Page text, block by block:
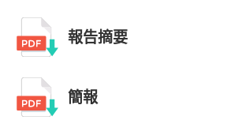
報告摘要
簡報